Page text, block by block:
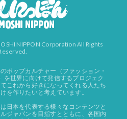
NIPPON Corporation All Rights
ポップカルチャー（ファッション・
を世界に向けて発信するプロジェク
これから好きになってくれる人たち
を作りたいと考えています。
日本を代表する様々なコンテンツと
ジャパンを目指すとともに、各国内